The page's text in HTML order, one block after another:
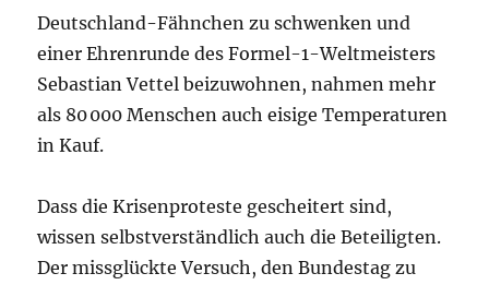
Deutschland-Fähnchen zu schwenken und
einer Ehrenrunde des Formel-1-Weltmeisters
Sebastian Vettel beizuwohnen, nahmen mehr
als 80 000 Menschen auch eisige Temperaturen
in Kauf.
Dass die Krisenproteste gescheitert sind,
wissen selbstverständlich auch die Beteiligten.
Der missglückte Versuch, den Bundestag zu